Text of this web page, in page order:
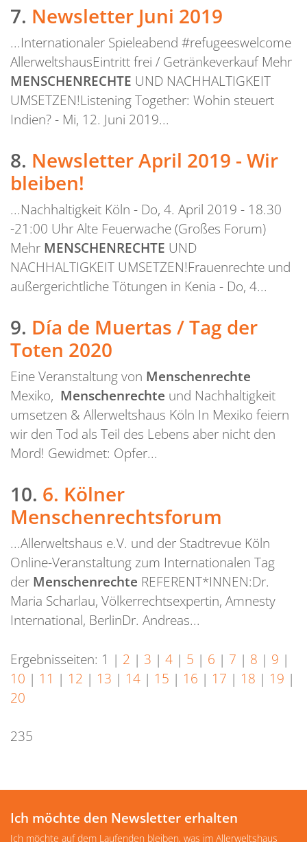
7. Newsletter Juni 2019
...Internationaler Spieleabend #refugeeswelcome
AllerweltshausEintritt frei / Getränkeverkauf Mehr
MENSCHENRECHTE UND NACHHALTIGKEIT
UMSETZEN!Listening Together: Wohin steuert
Indien? - Mi, 12. Juni 2019...
8. Newsletter April 2019 - Wir
bleiben!
...Nachhaltigkeit Köln - Do, 4. April 2019 - 18.30
-21:00 Uhr Alte Feuerwache (Großes Forum)
Mehr MENSCHENRECHTE UND
NACHHALTIGKEIT UMSETZEN!Frauenrechte und
außergerichtliche Tötungen in Kenia - Do, 4...
9. Día de Muertas / Tag der
Toten 2020
Eine Veranstaltung von Menschenrechte
Mexiko, Menschenrechte und Nachhaltigkeit
umsetzen & Allerweltshaus Köln In Mexiko feiern
wir den Tod als Teil des Lebens aber nicht den
Mord! Gewidmet: Opfer...
10. 6. Kölner
Menschenrechtsforum
...Allerweltshaus e.V. und der Stadtrevue Köln
Online-Veranstaltung zum Internationalen Tag
der Menschenrechte REFERENT*INNEN:Dr.
Maria Scharlau, Völkerrechtsexpertin, Amnesty
International, BerlinDr. Andreas...
Ergebnisseiten: 1 | 2 | 3 | 4 | 5 | 6 | 7 | 8 | 9 |
10 | 11 | 12 | 13 | 14 | 15 | 16 | 17 | 18 | 19 |
20
235
Ich möchte den Newsletter erhalten
Ich möchte auf dem Laufenden bleiben, was im Allerweltshaus